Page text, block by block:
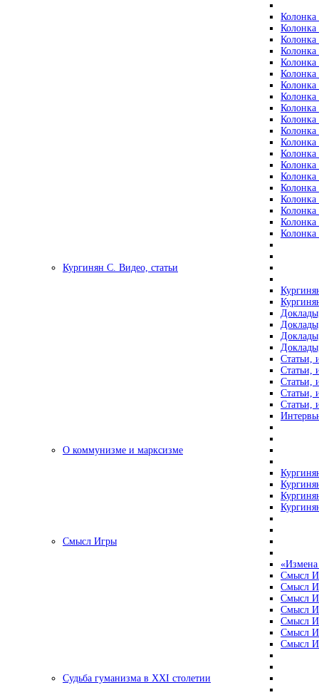
Колонка
Колонка
Колонка
Колонка
Колонка
Колонка
Колонка
Колонка
Колонка
Колонка
Колонка
Колонка
Колонка
Колонка
Колонка
Колонка
Колонка
Колонка
Колонка
Колонка
Кургинян С. Видео, статьи
Статьи,
Статьи,
Статьи,
Статьи,
Статьи,
О коммунизме и марксизме
Смысл Игры
«Измена
Смысл
Смысл
Смысл
Смысл
Смысл
Смысл
Смысл
Судьба гуманизма в XXI столетии